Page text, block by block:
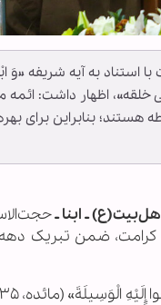
خلقه»، اظهار داشت:
بنابراین برای
ـ ابنا ـ
ضمن تبریک دهه